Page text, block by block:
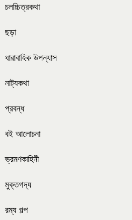
চলচ্চিত্রকথা
ছড়া
ধারাবাহিক উপন্যাস
নাট্যকথা
প্রবন্ধ
বই আলোচনা
ভ্রমণকাহিনী
মুক্তগদ্য
রম্য গল্প